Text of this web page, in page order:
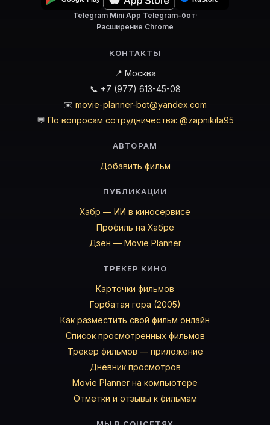
Telegram Mini App·Telegram-бот·
Расширение Chrome
КОНТАКТЫ
📍 Москва
📞 +7 (977) 613-45-08
✉️ movie-planner-bot@yandex.com
💬 По вопросам сотрудничества: @zapnikita95
АВТОРАМ
Добавить фильм
ПУБЛИКАЦИИ
Хабр — ИИ в киносервисе
Профиль на Хабре
Дзен — Movie Planner
ТРЕКЕР КИНО
Карточки фильмов
Горбатая гора (2005)
Как разместить свой фильм онлайн
Список просмотренных фильмов
Трекер фильмов — приложение
Дневник просмотров
Movie Planner на компьютере
Отметки и отзывы к фильмам